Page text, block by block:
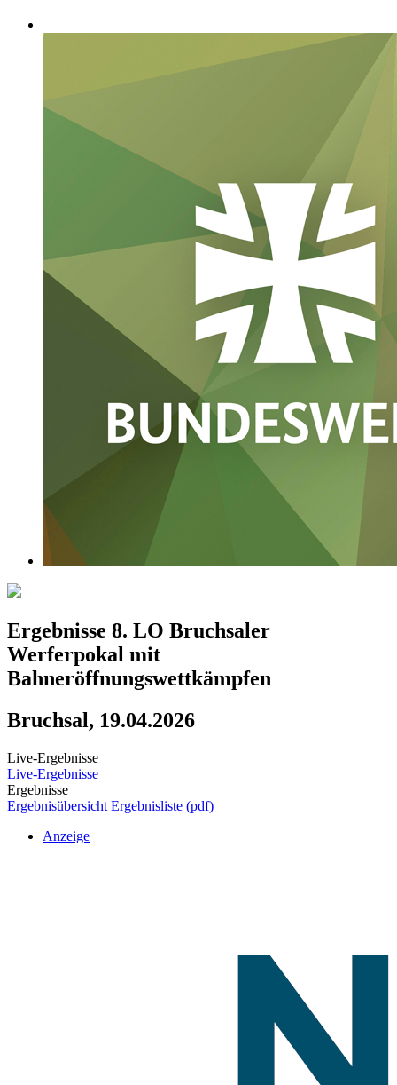
Ergebnisse 8. LO Bruchsaler
Werferpokal mit
Bahneröffnungswettkämpfen
Bruchsal, 19.04.2026
Live-Ergebnisse
Live-Ergebnisse
Ergebnisse
Ergebnisübersicht Ergebnisliste (pdf)
Anzeige